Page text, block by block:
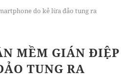
do kẻ lừa đảo tung ra
MỀM GIÁN ĐIỆP
TUNG RA